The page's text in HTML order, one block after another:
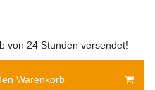
von 24 Stunden versendet!
Warenkorb